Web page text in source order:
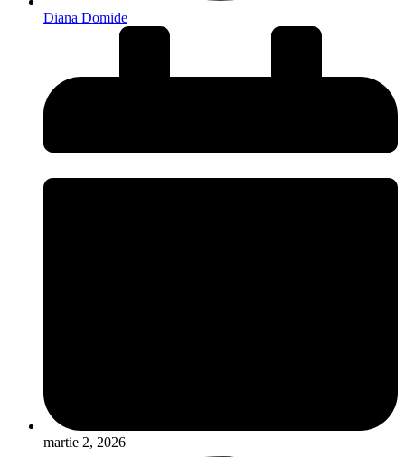
Diana Domide
martie 2, 2026